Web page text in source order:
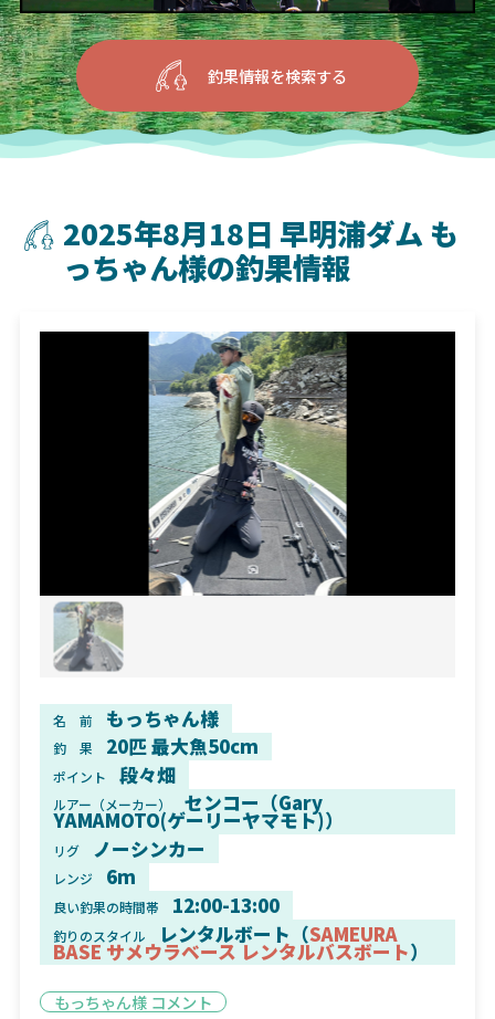
釣果情報を検索する
2025年8月18日 早明浦ダム も
っちゃん様の釣果情報
名 前 もっちゃん様
釣 果 20匹 最大魚50cm
ポイント 段々畑
ルアー（メーカー） センコー（Gary
YAMAMOTO(ゲーリーヤマモト)）
リグ ノーシンカー
レンジ 6m
良い釣果の時間帯 12:00-13:00
釣りのスタイル レンタルボート（SAMEURA
BASE サメウラベース レンタルバスボート）
もっちゃん様 コメント